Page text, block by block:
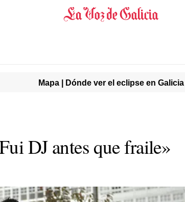
Mapa | Dónde ver el eclipse en Galicia
DJ antes que fraile»